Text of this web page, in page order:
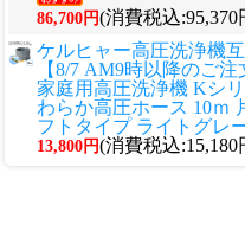
86,700円(消費税込:95,370
ケルヒャー高圧洗浄機
【8/7 AM9時以降のご
家庭用高圧洗浄機 Kシ
わらか高圧ホース 10ｍ
フトタイプ ライトグレ
13,800円(消費税込:15,180